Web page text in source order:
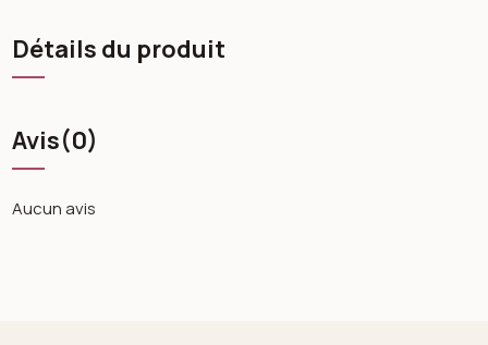
Détails du produit
Avis(0)
Aucun avis